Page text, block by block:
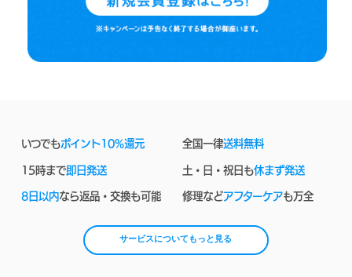
いつでもポイント10%還元 全国一律送料無料
15時まで即日発送 土・日・祝日も休まず発送
8日以内なら返品・交換も可能 修理などアフターケアも万全
サービスについてもっと見る